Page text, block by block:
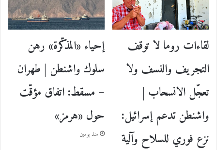
لقاءات روما لا توقف
التجريف والنسف ولا
تعجّل الانسحاب |
واشنطن تدعم إسرائيل:
نزع فوري للسلاح وآلية
إحياء «المذكّرة» رهن
سلوك واشنطن | طهران
– مسقط: اتفاق مؤقّت
حول «هرمز»
منذ يومين